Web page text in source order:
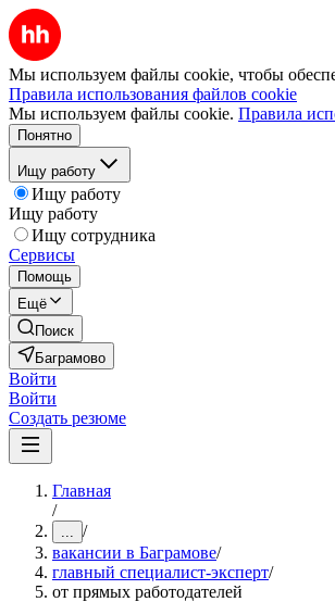
Мы используем файлы cookie, чтобы
Правила использования файлов cookie
Мы используем файлы cookie. Правила
Понятно
Ищу работу
Ищу работу
Ищу работу
Ищу сотрудника
Сервисы
Помощь
Ещё
Поиск
Баграмово
Войти
Войти
Создать резюме
Главная
/
... /
вакансии в Баграмове/
главный специалист-эксперт/
от прямых работодателей